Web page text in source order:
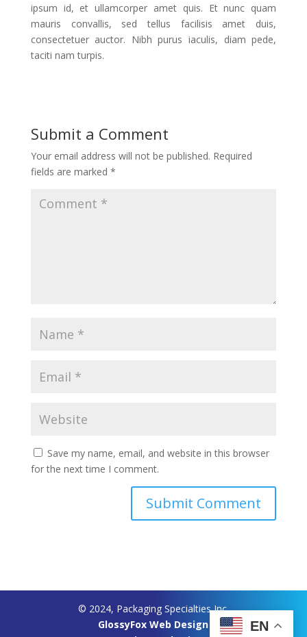
ipsum id, et ullamcorper amet quis. Et nunc quam
mauris convallis, sed tellus facilisis amet duis,
consectetuer auctor. Nibh purus iaculis, diam pede,
taciti nam turpis.
Submit a Comment
Your email address will not be published. Required
fields are marked *
Save my name, email, and website in this browser
for the next time I comment.
© 2024, Packaging Specialties Inc.
GlossyFox Web Design
EN